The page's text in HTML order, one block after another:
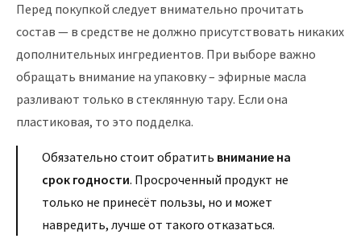
Перед покупкой следует внимательно прочитать
состав — в средстве не должно присутствовать никаких
дополнительных ингредиентов. При выборе важно
обращать внимание на упаковку – эфирные масла
разливают только в стеклянную тару. Если она
пластиковая, то это подделка.
Обязательно стоит обратить внимание на
срок годности. Просроченный продукт не
только не принесёт пользы, но и может
навредить, лучше от такого отказаться.